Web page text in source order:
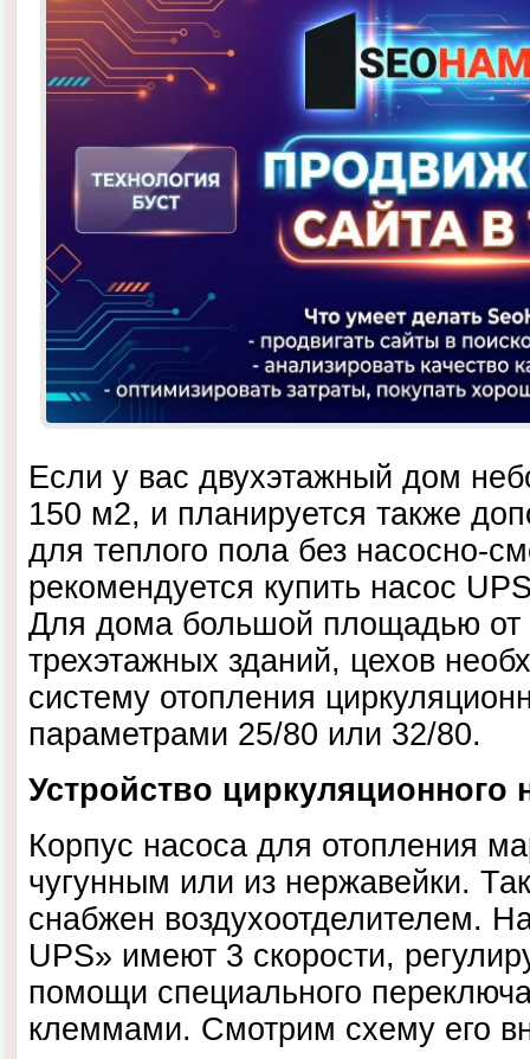
Если у вас двухэтажный дом
150 м2, и планируется также
для теплого пола без насосно-
рекомендуется купить насос
Для дома большой площадью от
трехэтажных зданий, цехов
систему отопления
параметрами 25/80 или 32/80.
Устройство циркуляционного
Корпус насоса для отопления
чугунным или из нержавейки.
снабжен воздухоотделителем.
UPS» имеют 3 скорости,
помощи специального
клеммами. Смотрим схему его